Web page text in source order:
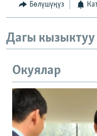
Бөлүшүңүз
Дагы кызыктуу
Окуялар